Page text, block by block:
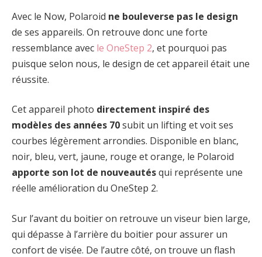
Avec le Now, Polaroid ne bouleverse pas le design
de ses appareils. On retrouve donc une forte
ressemblance avec le OneStep 2, et pourquoi pas
puisque selon nous, le design de cet appareil était une
réussite.
Cet appareil photo directement inspiré des
modèles des années 70subit un lifting et voit ses
courbes légèrement arrondies. Disponible en blanc,
noir, bleu, vert, jaune, rouge et orange, le Polaroid
apporte son lot de nouveautésqui représente une
réelle amélioration du OneStep 2.
Sur l’avant du boitier on retrouve un viseur bien large,
qui dépasse à l’arrière du boitier pour assurer un
confort de visée. De l’autre côté, on trouve un flash